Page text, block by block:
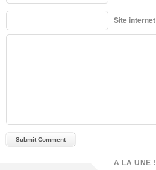
Site internet
A LA UNE !